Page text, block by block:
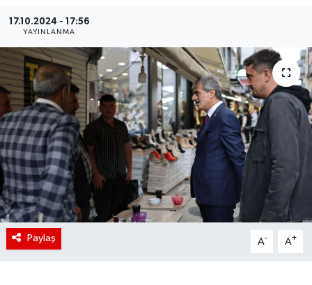
17.10.2024 - 17:56
YAYINLANMA
Paylaş A- A+